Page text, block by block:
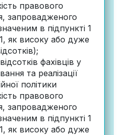
правового
запровадженого
в підпункті 1
як високу або дуже
фахівців у
та реалізації
політики
правового
запровадженого
в підпункті 1
як високу або дуже